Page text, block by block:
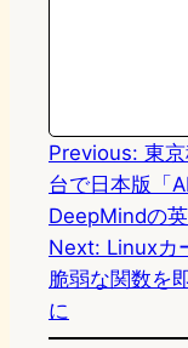
Previous: 東
台で日本版「
DeepMindの
Next: Linuxカ
脆弱な関数を
に